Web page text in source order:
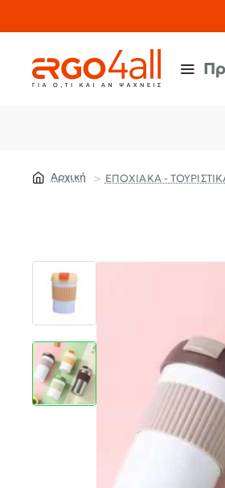
ΕΠΟΧΙΑΚΑ -